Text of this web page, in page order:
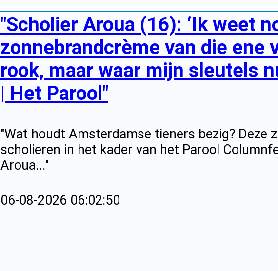
"Scholier Aroua (16): ‘Ik weet
zonnebrandcrème van die ene
rook, maar waar mijn sleutels
| Het Parool"
"Wat houdt Amsterdamse tieners bezig? Deze
scholieren in het kader van het Parool
Aroua..."
06-08-2026 06:02:50